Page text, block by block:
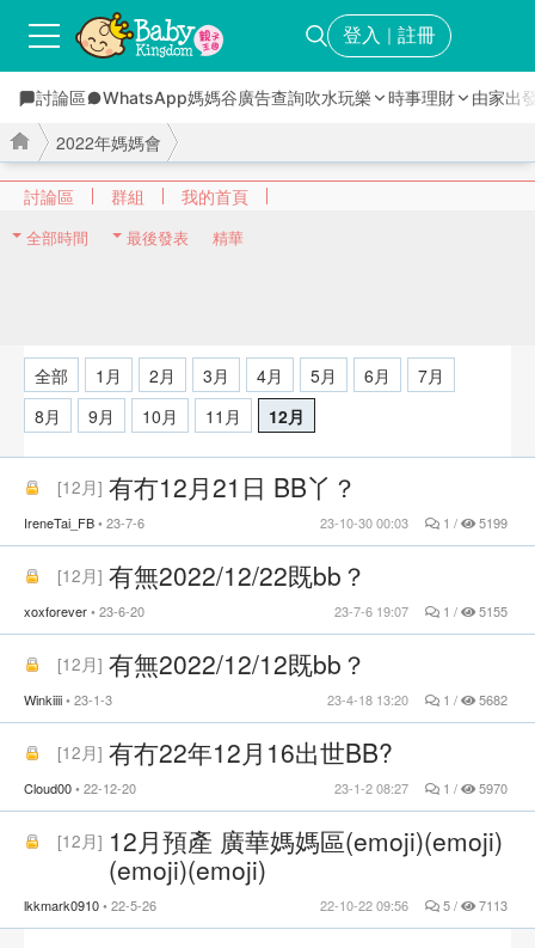
登入 ｜ 註冊
討論區 WhatsApp媽媽谷廣告查詢吹水玩樂 時事理財 由家出
討論區 群組 我的首頁
2022年媽媽會
全部時間 最後發表 精華
全部 1月 2月 3月 4月 5月 6月
7月
8月
9月 10月 11月 12月
[12月] 有冇12月21日 BB丫？
IreneTai_FB 23-7-6 1 / 5199
23-10-30 00:03
[12月] 有無2022/12/22既bb？
xoxforever 23-6-20 1 / 5155
23-7-6 19:07
[12月] 有無2022/12/12既bb？
Winkiiii 23-1-3 1 / 5682
23-4-18 13:20
[12月] 有冇22年12月16出世BB?
Cloud00 22-12-20 1 / 5970
23-1-2 08:27
[12月] 12月預產 廣華媽媽區(emoji)(emoji)
(emoji)(emoji)
lkkmark0910 22-5-26 5 / 7113
22-10-22 09:56